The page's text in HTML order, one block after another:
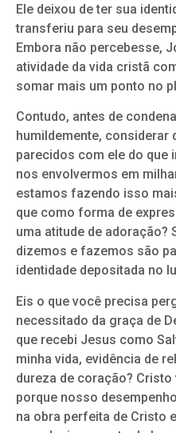
Ele deixou de ter sua
transferiu para seu
Embora não percebesse,
atividade da vida cristã
somar mais um ponto no
Contudo, antes de
humildemente, considerar
parecidos com ele do que
nos envolvermos em
estamos fazendo isso
que como forma de
uma atitude de adoração?
dizemos e fazemos são
identidade depositada no
Eis o que você precisa
necessitado da graça de
que recebi Jesus como
minha vida, evidência de
dureza de coração?
porque nosso
na obra perfeita de Cristo